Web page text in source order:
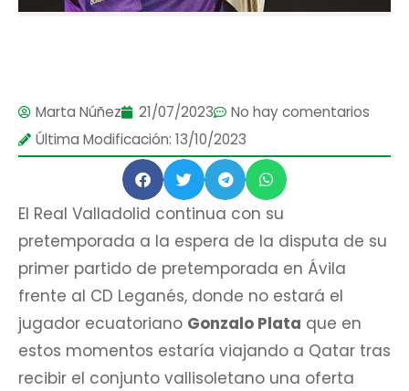
Marta Núñez 21/07/2023
No hay comentarios
Última Modificación: 13/10/2023
El Real Valladolid continua con su
pretemporada a la espera de la disputa de su
primer partido de pretemporada en Ávila
frente al CD Leganés, donde no estará el
jugador ecuatoriano Gonzalo Plata que en
estos momentos estaría viajando a Qatar tras
recibir el conjunto vallisoletano una oferta